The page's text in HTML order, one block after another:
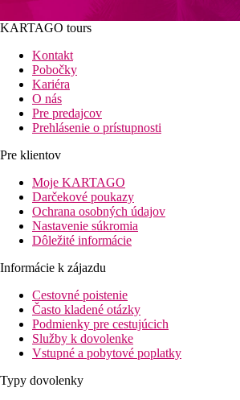
KARTAGO tours
Kontakt
Pobočky
Kariéra
O nás
Pre predajcov
Prehlásenie o prístupnosti
Pre klientov
Moje KARTAGO
Darčekové poukazy
Ochrana osobných údajov
Nastavenie súkromia
Dôležité informácie
Informácie k zájazdu
Cestovné poistenie
Často kladené otázky
Podmienky pre cestujúcich
Služby k dovolenke
Vstupné a pobytové poplatky
Typy dovolenky